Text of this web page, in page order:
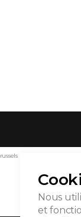
pour toutes les photos
Nous
et